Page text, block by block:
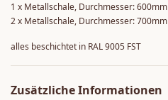
1 x Metallschale, Durchmesser: 600mm
2 x Metallschale, Durchmesser: 700mm
alles beschichtet in RAL 9005 FST
Zusätzliche Informationen